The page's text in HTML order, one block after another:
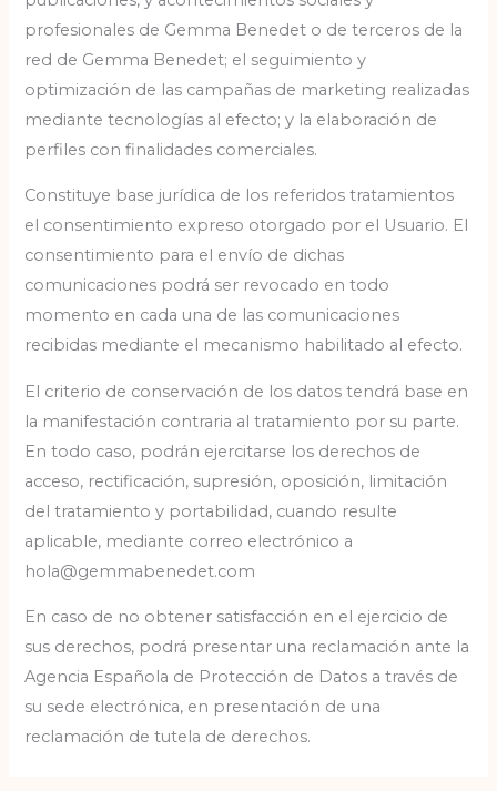
profesionales de Gemma Benedet o de terceros de la
red de Gemma Benedet; el seguimiento y
optimización de las campañas de marketing realizadas
mediante tecnologías al efecto; y la elaboración de
perfiles con finalidades comerciales.
Constituye base jurídica de los referidos tratamientos
el consentimiento expreso otorgado por el Usuario. El
consentimiento para el envío de dichas
comunicaciones podrá ser revocado en todo
momento en cada una de las comunicaciones
recibidas mediante el mecanismo habilitado al efecto.
El criterio de conservación de los datos tendrá base en
la manifestación contraria al tratamiento por su parte.
En todo caso, podrán ejercitarse los derechos de
acceso, rectificación, supresión, oposición, limitación
del tratamiento y portabilidad, cuando resulte
aplicable, mediante correo electrónico a
hola@gemmabenedet.com
En caso de no obtener satisfacción en el ejercicio de
sus derechos, podrá presentar una reclamación ante la
Agencia Española de Protección de Datos a través de
su sede electrónica, en presentación de una
reclamación de tutela de derechos.